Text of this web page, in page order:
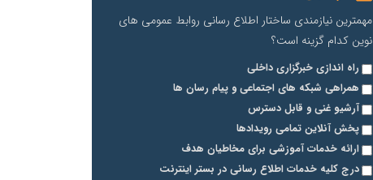
مهمترین نیازمندی ساختار اطلاع رسانی روابط عمومی های
نوین کدام گزینه است؟
راه اندازی خبرگزاری داخلی
همراهی شبکه های اجتماعی و پیام رسان ها
آرشیو غنی و قابل دسترس
پخش آنلاین تمامی رویدادها
ارائه خدمات آموزشی برای مخاطیان هدف
درج کلیه خدمات اطلاع رسانی در بستر اینترنت